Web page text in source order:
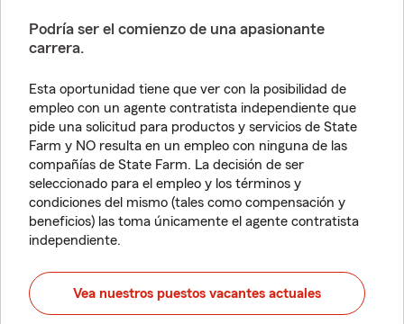
Podría ser el comienzo de una apasionante
carrera.
Esta oportunidad tiene que ver con la posibilidad de
empleo con un agente contratista independiente que
pide una solicitud para productos y servicios de State
Farm y NO resulta en un empleo con ninguna de las
compañías de State Farm. La decisión de ser
seleccionado para el empleo y los términos y
condiciones del mismo (tales como compensación y
beneficios) las toma únicamente el agente contratista
independiente.
Vea nuestros puestos vacantes actuales